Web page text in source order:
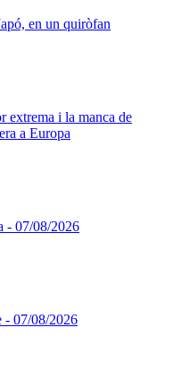
en un quiròfan
extrema i la manca de
a Europa
- 07/08/2026
- 07/08/2026